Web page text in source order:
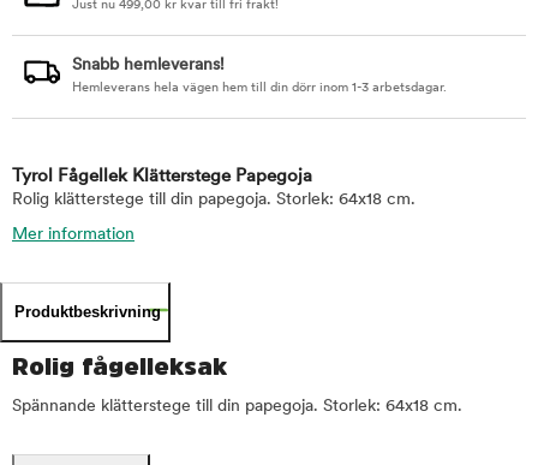
Just nu 499,00 kr kvar till fri frakt!
Snabb hemleverans!
Hemleverans hela vägen hem till din dörr inom 1-3 arbetsdagar.
Tyrol Fågellek Klätterstege Papegoja
Rolig klätterstege till din papegoja. Storlek: 64x18 cm.
Mer information
Produktbeskrivning
Rolig fågelleksak
Spännande klätterstege till din papegoja. Storlek: 64x18 cm.